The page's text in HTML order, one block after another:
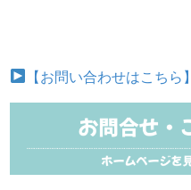
【お問い合わせはこちら】